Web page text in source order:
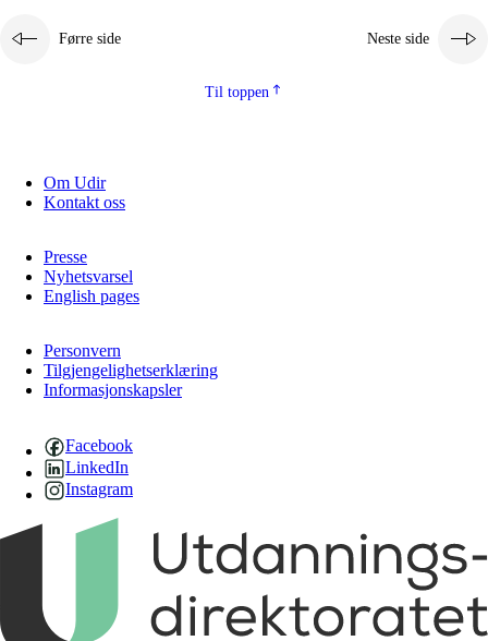
Førre side Neste side
Til toppen
Om Udir
Kontakt oss
Presse
Nyhetsvarsel
English pages
Personvern
Tilgjengelighetserklæring
Informasjonskapsler
Facebook
LinkedIn
Instagram